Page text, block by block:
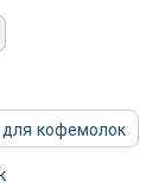
кофемолок